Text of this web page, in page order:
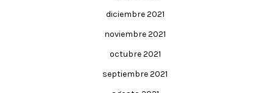
diciembre 2021
noviembre 2021
octubre 2021
septiembre 2021